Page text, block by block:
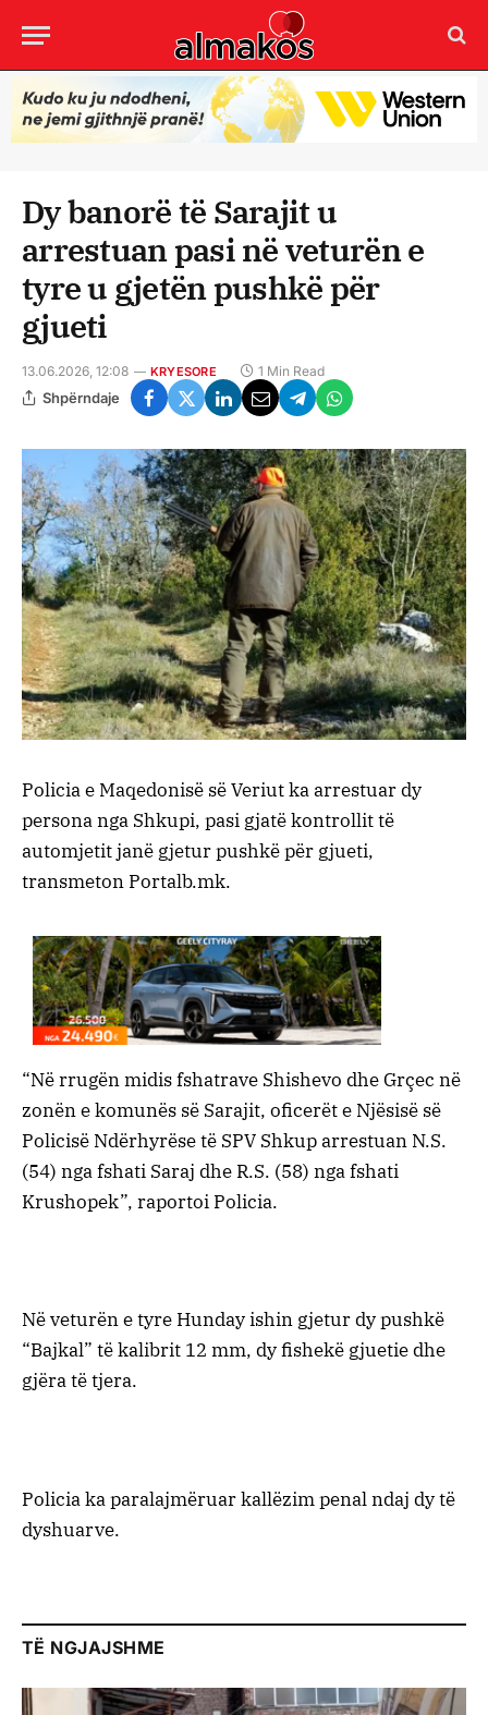
Dy banorë të Sarajit u
arrestuan pasi në veturën e
tyre u gjetën pushkë për
gjueti
13.06.2026, 12:08 KRYESORE 1 Min Read
Shpërndaje
Policia e Maqedonisë së Veriut ka arrestuar dy
persona nga Shkupi, pasi gjatë kontrollit të
automjetit janë gjetur pushkë për gjueti,
transmeton Portalb.mk.
“Në rrugën midis fshatrave Shishevo dhe Grçec në
zonën e komunës së Sarajit, oficerët e Njësisë së
Policisë Ndërhyrëse të SPV Shkup arrestuan N.S.
(54) nga fshati Saraj dhe R.S. (58) nga fshati
Krushopek”, raportoi Policia.
Në veturën e tyre Hunday ishin gjetur dy pushkë
“Bajkal” të kalibrit 12 mm, dy fishekë gjuetie dhe
gjëra të tjera.
Policia ka paralajmëruar kallëzim penal ndaj dy të
dyshuarve.
TË NGJAJSHME